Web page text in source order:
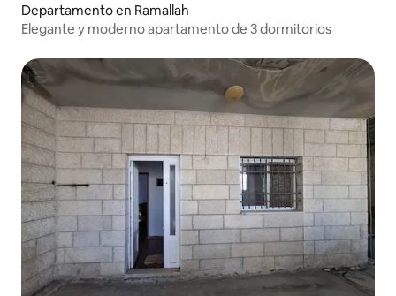
Departamento en Ramallah
Elegante y moderno apartamento de 3 dormitorios